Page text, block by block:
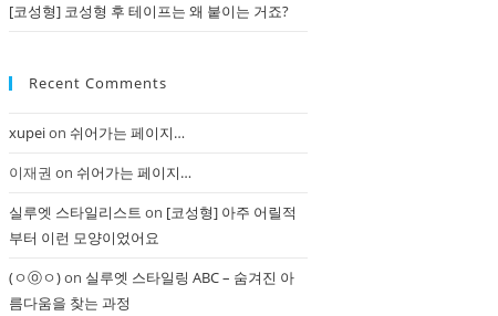
[코성형] 코성형 후 테이프는 왜 붙이는 거죠?
Recent Comments
xupeion 쉬어가는 페이지…
이재권 on 쉬어가는 페이지…
실루엣 스타일리스트 on [코성형] 아주 어릴적
부터 이런 모양이었어요
(ㅇⓞㅇ)on 실루엣 스타일링 ABC – 숨겨진 아
름다움을 찾는 과정